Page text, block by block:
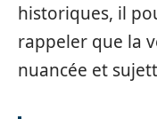
historiques, il
rappeler que la
nuancée et